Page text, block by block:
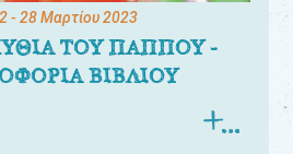
- 28 Μαρτίου 2023
ΤΟΥ ΠΑΠΠΟΥ -
ΒΙΒΛΙΟΥ